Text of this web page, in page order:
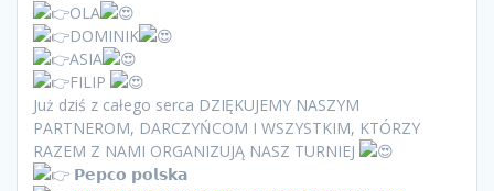
OLA
DOMINIK
ASIA
FILIP
Już dziś z całego serca DZIĘKUJEMY NASZYM
PARTNEROM, DARCZYŃCOM I WSZYSTKIM, KTÓRZY
RAZEM Z NAMI ORGANIZUJĄ NASZ TURNIEJ
𝗣𝗲𝗽𝗰𝗼 𝗽𝗼𝗹𝘀𝗸𝗮